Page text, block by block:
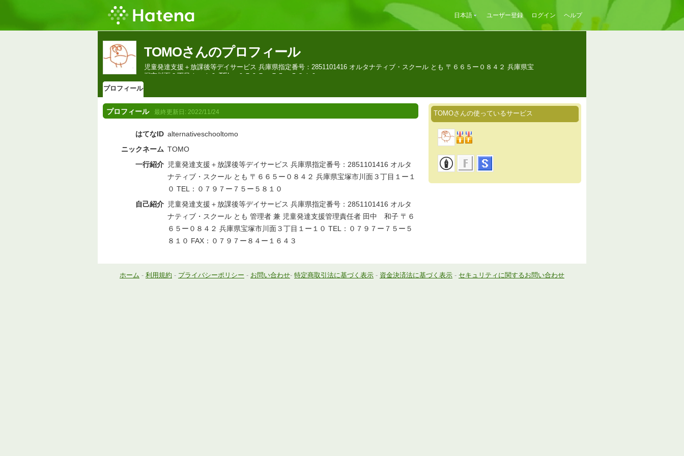
日本語 ユーザー登録 ログイン ヘルプ
TOMOさんのプロフィール
児童発達支援＋放課後等デイサービス 兵庫県指定番号：2851101416 オルタナティブ・スクール とも 〒６６５ー０８４２ 兵庫県宝
塚市川面３丁目１ー１０ TEL：０７９７ー７５ー５８１０
プロフィール
プロフィール 最終更新日: 2022/11/24
はてなID alternativeschooltomo
ニックネーム TOMO
一行紹介 児童発達支援＋放課後等デイサービス 兵庫県指定番号：2851101416 オルタ
ナティブ・スクール とも 〒６６５ー０８４２ 兵庫県宝塚市川面３丁目１ー１
０ TEL：０７９７ー７５ー５８１０
自己紹介 児童発達支援＋放課後等デイサービス 兵庫県指定番号：2851101416 オルタ
ナティブ・スクール とも 管理者 兼 児童発達支援管理責任者 田中 和子 〒６
６５ー０８４２ 兵庫県宝塚市川面３丁目１ー１０ TEL：０７９７ー７５ー５
８１０ FAX：０７９７ー８４ー１６４３
TOMOさんの使っているサービス
ホーム - 利用規約 - プライバシーポリシー - お問い合わせ- 特定商取引法に基づく表示 - 資金決済法に基づく表示 - セキュリティに関するお問い合わせ